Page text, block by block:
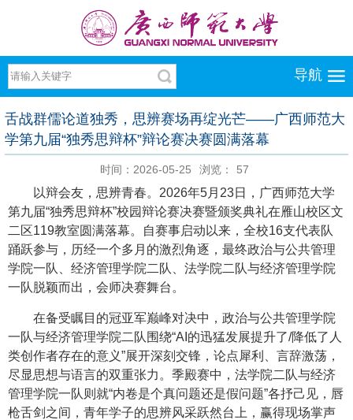
导航
舌战群儒论道独秀，思辨赛场再绽光芒——广西师范大
学第九届“独秀思辩杯”辩论赛决赛圆满落幕
时间：2026-05-25 浏览： 57
以辩会友，思辨青春。2026年5月23日，广西师范大学
第九届“独秀思辩杯”校园辩论赛决赛暨颁奖典礼在雁山校区文
二区119教室圆满落幕。自赛事启动以来，全校16支代表队
踊跃参与，历经一个多月的激烈角逐，最终政治与公共管理
学院一队、经济管理学院二队、法学院二队与经济管理学院
一队脱颖而出，会师决赛舞台。
在备受瞩目的冠亚军巅峰对决中，政治与公共管理学院
一队与经济管理学院二队围绕“AI的迅猛发展提升了/降低了人
类创作者存在的意义”展开深刻交锋，论点犀利、言辞激荡，
尽显思想与语言的双重张力。季殿赛中，法学院二队与经济
管理学院一队则就“内卷是个真问题还是假问题”各抒己见，唇
枪舌剑之间，青年学子的思辨风采跃然台上，赢得现场掌声